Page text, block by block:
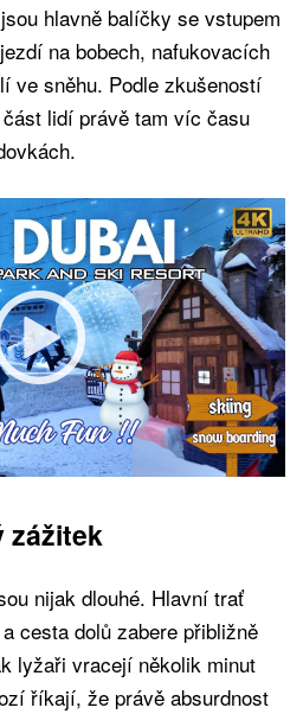
hlavně balíčky se vstupem
na bobech, nafukovacích
ve sněhu. Podle zkušeností
lidí právě tam víc času
zážitek
nijak dlouhé. Hlavní trať
cesta dolů zabere přibližně
lyžaři vracejí několik minut
říkají, že právě absurdnost